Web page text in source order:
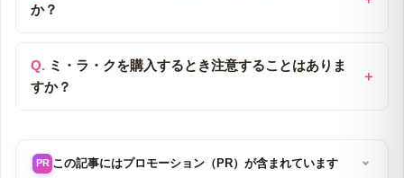
か？
ミ・ラ・クを購入するとき注意することはありま
すか？
PR この記事にはプロモーション（PR）が含まれています